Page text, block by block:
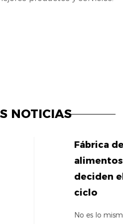
NOTICIAS
para envases de
detalles de la cavidad
y el tiempo
molde para envases de alimentos